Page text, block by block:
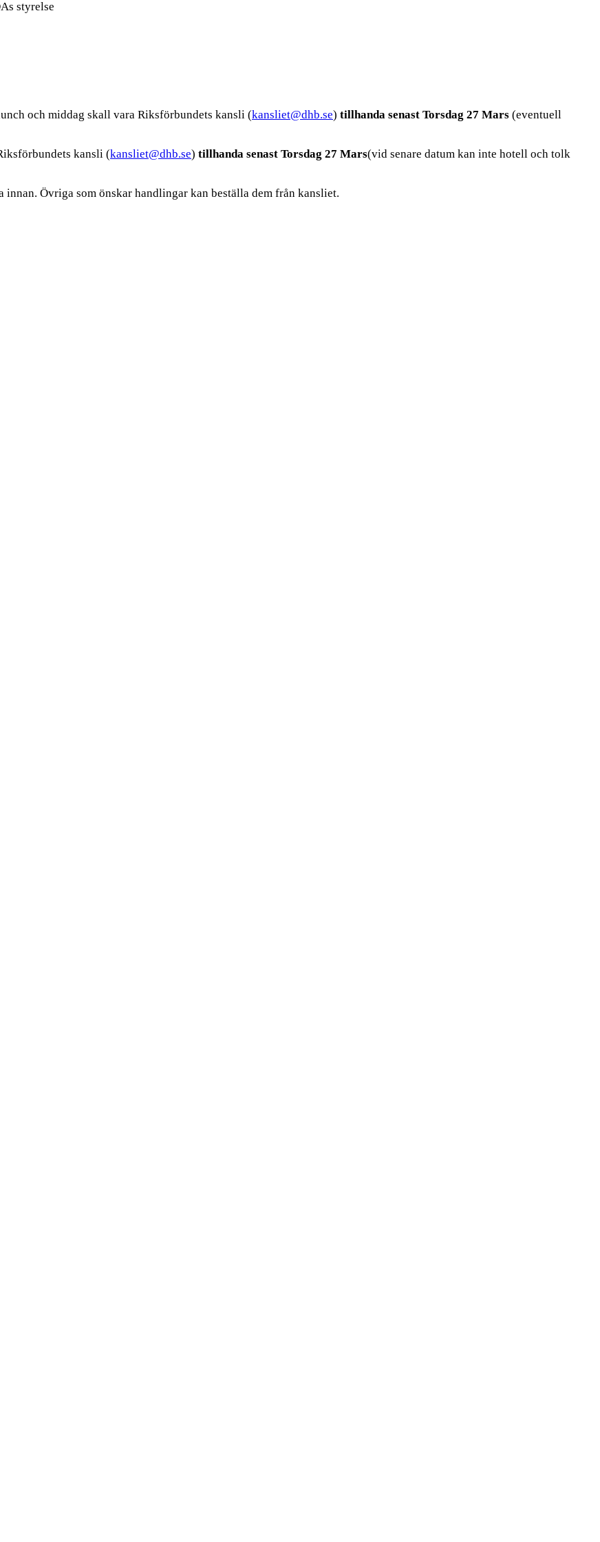
styrelse
och middag skall vara Riksförbundets kansli (kansliet@dhb.se) tillhanda senast Torsdag 27 Mars (eventuell
kansli (kansliet@dhb.se) tillhanda senast Torsdag 27 Mars(vid senare datum kan inte hotell och tolk
Övriga som önskar handlingar kan beställa dem från kansliet.